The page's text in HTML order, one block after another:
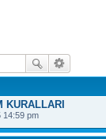
KURALLARI
14:59 pm